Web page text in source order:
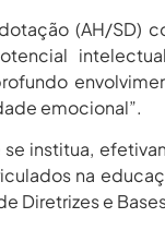
(AH/SD)
emocional”.
institua,
na
Diretrizes e